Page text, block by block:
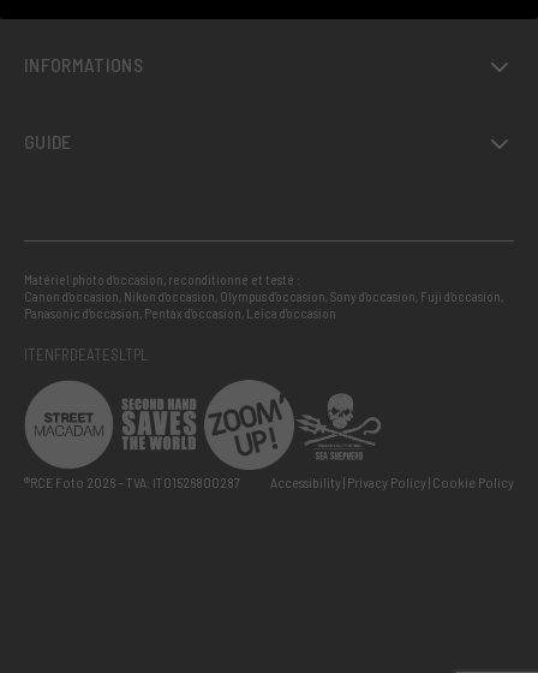
INFORMATIONS
GUIDE
Matériel photo d’occasion, reconditionné et testé :
Canon d’occasion, Nikon d’occasion, Olympus d’occasion,Sony d’occasion, Fuji d’occasion,
Panasonic d’occasion, Pentax d’occasion, Leica d’occasion
ITENFRDEATESLTPL
®RCE Foto 2026 – TVA: IT01526800287 Accessibility Privacy Policy Cookie Policy